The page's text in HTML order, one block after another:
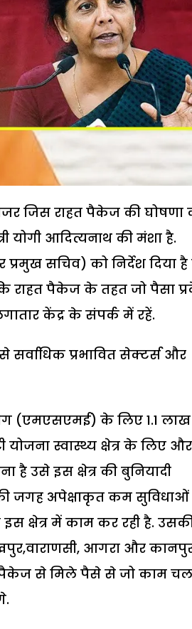
जिस राहत पैकेज की घोषणा
योगी आदित्यनाथ की मंशा है.
सचिव) को निर्देश दिया
राहत पैकेज के तहत जो पैसा
केंद्र के संपर्क में रहें.
सर्वाधिक प्रभावित सेक्टर्स और
(एमएसएमई) के लिए 1.1 लाख
स्वास्थ्य क्षेत्र के लिए और
है उसे इस क्षेत्र की बुनियादी
जगह अपेक्षाकृत कम सुविधाओं
क्षेत्र में काम कर रही है.
आगरा और
पैकेज से मिले पैसे से जो काम